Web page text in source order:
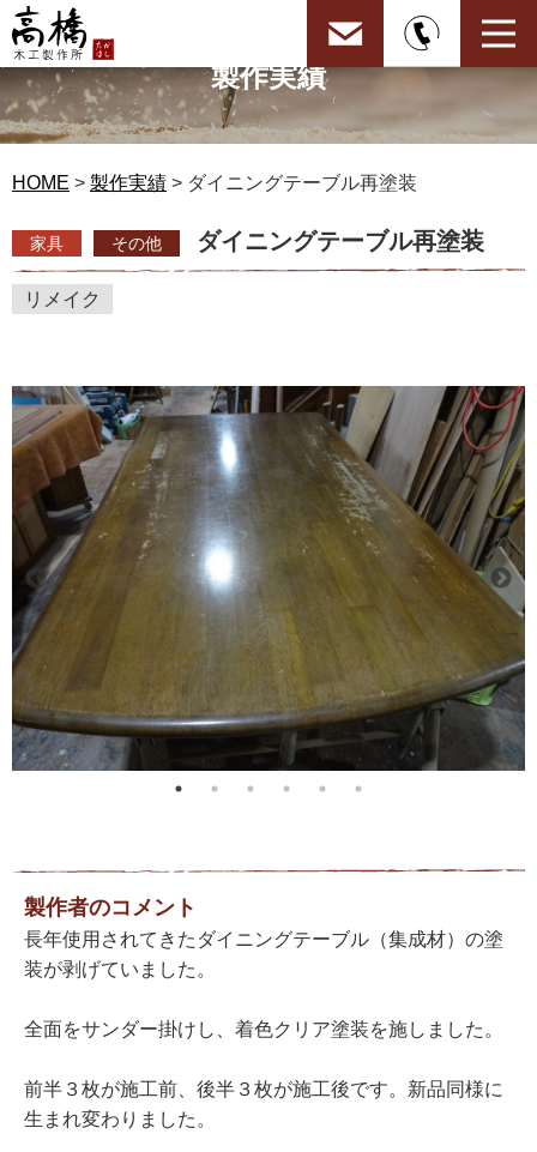
製作実績
HOME > 製作実績 > ダイニングテーブル再塗装
家具 その他 ダイニングテーブル再塗装
リメイク
製作者のコメント
長年使用されてきたダイニングテーブル（集成材）の塗
装が剥げていました。
全面をサンダー掛けし、着色クリア塗装を施しました。
前半３枚が施工前、後半３枚が施工後です。新品同様に
生まれ変わりました。